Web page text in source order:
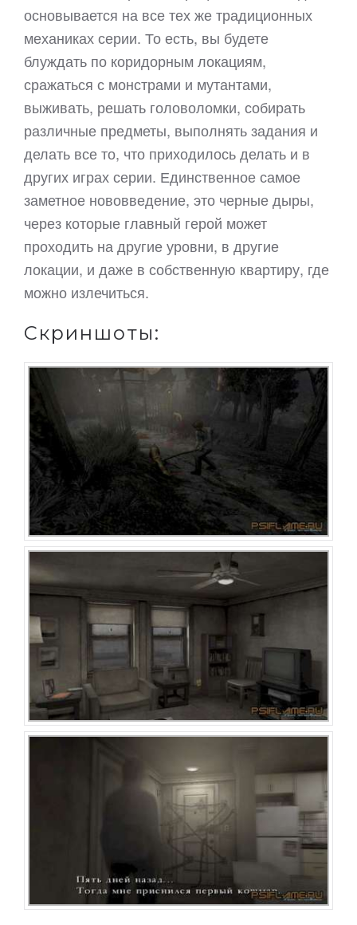
основывается на все тех же традиционных
механиках серии. То есть, вы будете
блуждать по коридорным локациям,
сражаться с монстрами и мутантами,
выживать, решать головоломки, собирать
различные предметы, выполнять задания и
делать все то, что приходилось делать и в
других играх серии. Единственное самое
заметное нововведение, это черные дыры,
через которые главный герой может
проходить на другие уровни, в другие
локации, и даже в собственную квартиру, где
можно излечиться.
Скриншоты: